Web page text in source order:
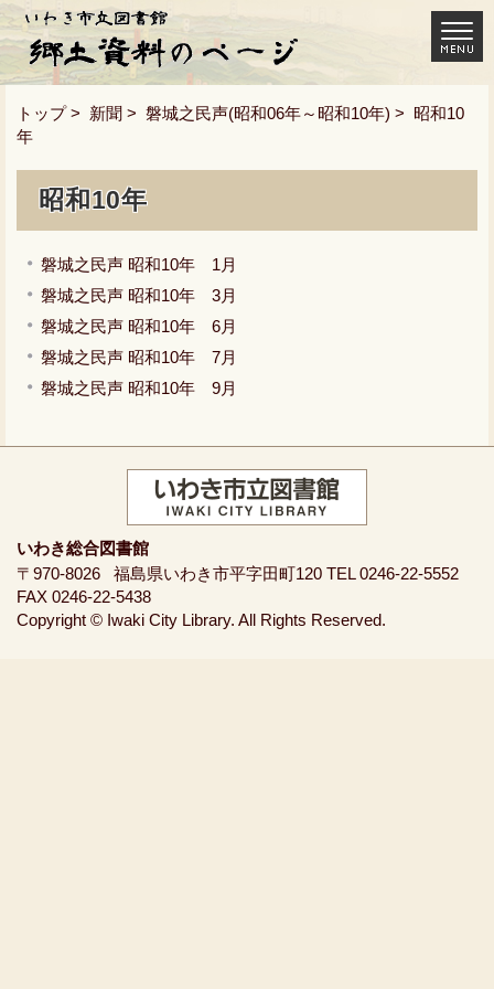
トップ> 新聞 > 磐城之民声(昭和06年～昭和10年) > 昭和10
年
昭和10年
磐城之民声 昭和10年 1月
磐城之民声 昭和10年 3月
磐城之民声 昭和10年 6月
磐城之民声 昭和10年 7月
磐城之民声 昭和10年 9月
いわき総合図書館
〒970-8026
福島県いわき市平字田町120 TEL 0246-22-5552
FAX 0246-22-5438
Copyright © Iwaki City Library. All Rights Reserved.